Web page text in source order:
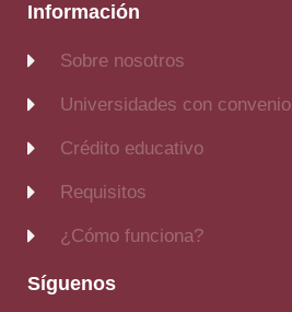
Información
Sobre nosotros
Universidades con convenio
Crédito educativo
Requisitos
¿Cómo funciona?
Síguenos